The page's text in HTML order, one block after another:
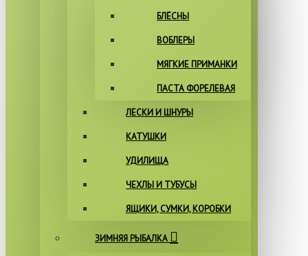
БЛЁСНЫ
ВОБЛЕРЫ
МЯГКИЕ ПРИМАНКИ
ПАСТА ФОРЕЛЕВАЯ
ЛЕСКИ И ШНУРЫ
КАТУШКИ
УДИЛИЩА
ЧЕХЛЫ И ТУБУСЫ
ЯЩИКИ, СУМКИ, КОРОБКИ
ЗИМНЯЯ РЫБАЛКА